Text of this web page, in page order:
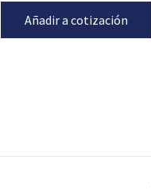
Añadir a cotización